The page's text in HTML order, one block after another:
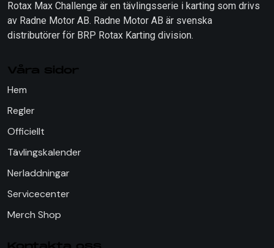
Rotax Max Challenge är en tävlingsserie i karting som drivs
av Radne Motor AB. Radne Motor AB är svenska
distributörer för BRP Rotax Karting division.
Våra sidor
Hem
Regler
Officiellt
Tävlingskalender
Nerladdningar
Servicecenter
Merch Shop